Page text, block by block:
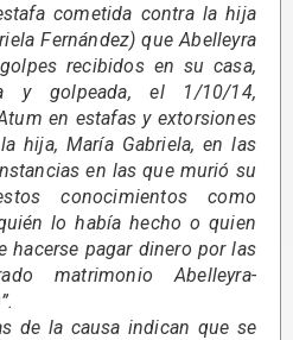
cometida contra la hija
Fernández) que Abelleyra
recibidos en su casa,
y golpeada, el 1/10/14,
en estafas y extorsiones
hija, María Gabriela, en las
en las que murió su
conocimientos como
lo había hecho o quien
hacerse pagar dinero por las
matrimonio Abelleyra-
la causa indican que se